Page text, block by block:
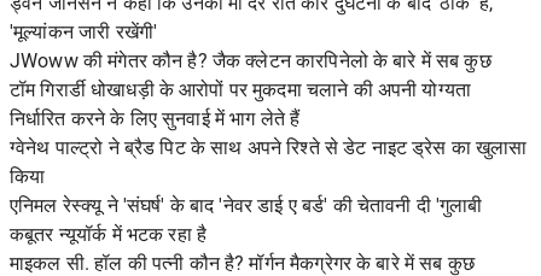
'मूल्यांकन जारी रखेंगी'
JWoww की मंगेतर कौन है? जैक क्लेटन कारपिनेलो के बारे में सब कुछ
टॉम गिरार्डी धोखाधड़ी के आरोपों पर मुकदमा चलाने की अपनी योग्यता
निर्धारित करने के लिए सुनवाई में भाग लेते हैं
ग्वेनेथ पाल्ट्रो ने ब्रैड पिट के साथ अपने रिश्ते से डेट नाइट ड्रेस का खुलासा
किया
एनिमल रेस्क्यू ने 'संघर्ष' के बाद 'नेवर डाई ए बर्ड' की चेतावनी दी 'गुलाबी
कबूतर न्यूयॉर्क में भटक रहा है
माइकल सी. हॉल की पत्नी कौन है? मॉर्गन मैकग्रेगर के बारे में सब कुछ